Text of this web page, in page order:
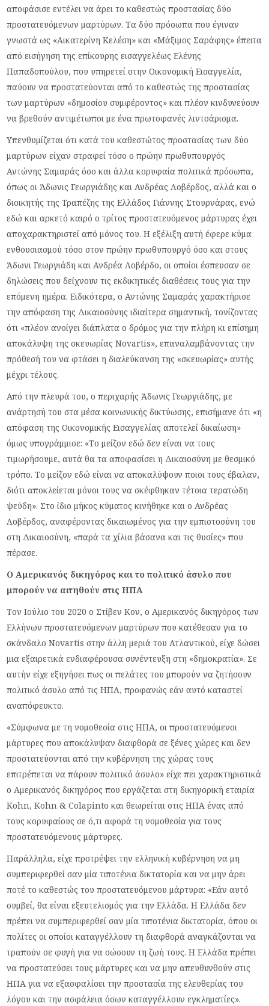
αποφάσισε εντέλει να άρει το καθεστώς προστασίας δύο
προστατευόμενων μαρτύρων. Τα δύο πρόσωπα που έγιναν
γνωστά ως «Αικατερίνη Κελέση» και «Μάξιμος Σαράφης» έπειτα
από εισήγηση της επίκουρης εισαγγελέως Ελένης
Παπαδοπούλου, που υπηρετεί στην Οικονομική Εισαγγελία,
παύουν να προστατεύονται από το καθεστώς της προστασίας
των μαρτύρων «δημοσίου συμφέροντος» και πλέον κινδυνεύουν
να βρεθούν αντιμέτωποι με ένα πρωτοφανές λιντσάρισμα.
Υπενθυμίζεται ότι κατά του καθεστώτος προστασίας των δύο
μαρτύρων είχαν στραφεί τόσο ο πρώην πρωθυπουργός
Αντώνης Σαμαράς όσο και άλλα κορυφαία πολιτικά πρόσωπα,
όπως οι Άδωνις Γεωργιάδης και Ανδρέας Λοβέρδος, αλλά και ο
διοικητής της Τραπέζης της Ελλάδος Γιάννης Στουρνάρας, ενώ
εδώ και αρκετό καιρό ο τρίτος προστατευόμενος μάρτυρας έχει
αποχαρακτηριστεί από μόνος του. H εξέλιξη αυτή έφερε κύμα
ενθουσιασμού τόσο στον πρώην πρωθυπουργό όσο και στους
Άδωνι Γεωργιάδη και Ανδρέα Λοβέρδο, οι οποίοι έσπευσαν σε
δηλώσεις που δείχνουν τις εκδικητικές διαθέσεις τους για την
επόμενη ημέρα. Ειδικότερα, ο Αντώνης Σαμαράς χαρακτήρισε
την απόφαση της Δικαιοσύνης ιδιαίτερα σημαντική, τονίζοντας
ότι «πλέον ανοίγει διάπλατα ο δρόμος για την πλήρη κι επίσημη
αποκάλυψη της σκευωρίας Novartis», επαναλαμβάνοντας την
πρόθεσή του να φτάσει η διαλεύκανση της «σκευωρίας» αυτής
μέχρι τέλους.
Από την πλευρά του, ο περιχαρής Άδωνις Γεωργιάδης, με
ανάρτησή του στα μέσα κοινωνικής δικτύωσης, επισήμανε ότι «η
απόφαση της Οικονομικής Εισαγγελίας αποτελεί δικαίωση»
όμως υπογράμμισε: «Το μείζον εδώ δεν είναι να τους
τιμωρήσουμε, αυτά θα τα αποφασίσει η Δικαιοσύνη με θεσμικό
τρόπο. Το μείζον εδώ είναι να αποκαλύψουν ποιοι τους έβαλαν,
διότι αποκλείεται μόνοι τους να σκέφθηκαν τέτοια τερατώδη
ψεύδη». Στο ίδιο μήκος κύματος κινήθηκε και ο Ανδρέας
Λοβέρδος, αναφέροντας δικαιωμένος για την εμπιστοσύνη του
στη Δικαιοσύνη, «παρά τα χίλια βάσανα και τις θυσίες» που
πέρασε.
Ο Αμερικανός δικηγόρος και το πολιτικό άσυλο που
μπορούν να αιτηθούν στις ΗΠΑ
Τον Ιούλιο του 2020 ο Στίβεν Κον, ο Αμερικανός δικηγόρος των
Ελλήνων προστατευόμενων μαρτύρων που κατέθεσαν για το
σκάνδαλο Novartis στην άλλη μεριά του Ατλαντικού, είχε δώσει
μια εξαιρετικά ενδιαφέρουσα συνέντευξη στη «δημοκρατία». Σε
αυτήν είχε εξηγήσει πως οι πελάτες του μπορούν να ζητήσουν
πολιτικό άσυλο από τις ΗΠΑ, προφανώς εάν αυτό καταστεί
αναπόφευκτο.
«Σύμφωνα με τη νομοθεσία στις ΗΠΑ, οι προστατευόμενοι
μάρτυρες που αποκάλυψαν διαφθορά σε ξένες χώρες και δεν
προστατεύονται από την κυβέρνηση της χώρας τους
επιτρέπεται να πάρουν πολιτικό άσυλο» είχε πει χαρακτηριστικά
ο Αμερικανός δικηγόρος που εργάζεται στη δικηγορική εταιρία
Kohn, Kohn & Colapinto και θεωρείται στις ΗΠΑ ένας από
τους κορυφαίους σε ό,τι αφορά τη νομοθεσία για τους
προστατευόμενους μάρτυρες.
Παράλληλα, είχε προτρέψει την ελληνική κυβέρνηση να μη
συμπεριφερθεί σαν μία τιποτένια δικτατορία και να μην άρει
ποτέ το καθεστώς του προστατευόμενου μάρτυρα: «Εάν αυτό
συμβεί, θα είναι εξευτελισμός για την Ελλάδα. Η Ελλάδα δεν
πρέπει να συμπεριφερθεί σαν μία τιποτένια δικτατορία, όπου οι
πολίτες οι οποίοι καταγγέλλουν τη διαφθορά αναγκάζονται να
τραπούν σε φυγή για να σώσουν τη ζωή τους. Η Ελλάδα πρέπει
να προστατεύσει τους μάρτυρες και να μην απευθυνθούν στις
ΗΠΑ για να εξασφαλίσει την προστασία της ελευθερίας του
λόγου και την ασφάλεια όσων καταγγέλλουν εγκληματίες».